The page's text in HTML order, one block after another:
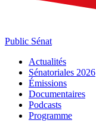
Public Sénat
Actualités
Sénatoriales 2026
Émissions
Documentaires
Podcasts
Programme